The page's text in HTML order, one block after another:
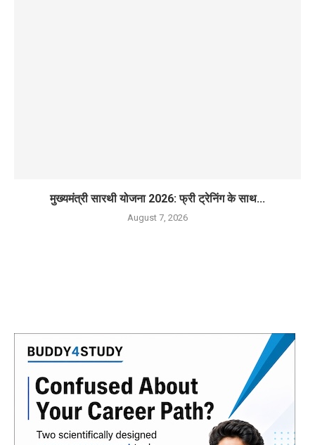
मुख्यमंत्री सारथी योजना 2026: फ्री ट्रेनिंग के साथ...
August 7, 2026